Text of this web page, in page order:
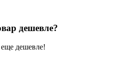
дешевле?
дешевле!